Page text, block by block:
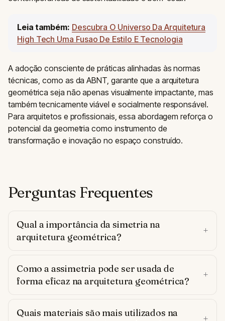
Leia também: Descubra O Universo Da Arquitetura
High Tech Uma Fusao De Estilo E Tecnologia
A adoção consciente de práticas alinhadas às normas
técnicas, como as da ABNT, garante que a arquitetura
geométrica seja não apenas visualmente impactante, mas
também tecnicamente viável e socialmente responsável.
Para arquitetos e profissionais, essa abordagem reforça o
potencial da geometria como instrumento de
transformação e inovação no espaço construído.
Perguntas Frequentes
Qual a importância da simetria na
arquitetura geométrica?
Como a assimetria pode ser usada de
forma eficaz na arquitetura geométrica?
Quais materiais são mais utilizados na